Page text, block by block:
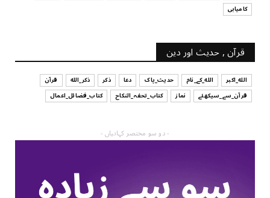
کامیابی
قرآن , حدیث اور دین
الله_اکبر الله_کے_نام حدیث_پاک دعا ذکر ذکر_الله
قرآن
قرآن_سے_سیکھئے
نماز کتاب_تحفہ_النکاح کتاب_فضائل_اعمال
- دو سو مختصر کہانیاں -